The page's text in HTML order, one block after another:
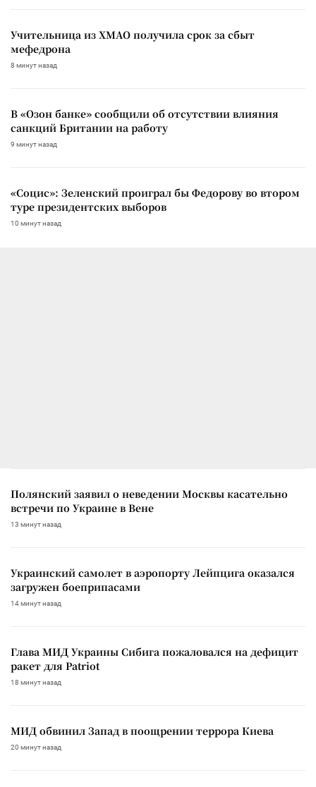
Учительница из ХМАО получила срок за сбыт
мефедрона
8 минут назад
В «Озон банке» сообщили об отсутствии влияния
санкций Британии на работу
9 минут назад
«Социс»: Зеленский проиграл бы Федорову во втором
туре президентских выборов
10 минут назад
Полянский заявил о неведении Москвы касательно
встречи по Украине в Вене
13 минут назад
Украинский самолет в аэропорту Лейпцига оказался
загружен боеприпасами
14 минут назад
Глава МИД Украины Сибига пожаловался на дефицит
ракет для Patriot
18 минут назад
МИД обвинил Запад в поощрении террора Киева
20 минут назад